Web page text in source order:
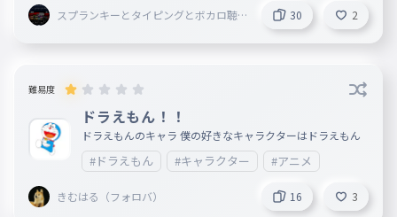
スプランキーとタイピングとボカロ聴
30 2
難易度
ドラえもん！！
ドラえもんのキャラ 僕の好きなキャラクターはドラえもん
#ドラえもん #キャラクター #アニメ
きむはる（フォロバ） 16 3